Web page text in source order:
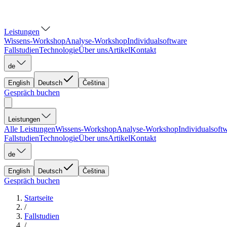
Leistungen
Wissens-WorkshopAnalyse-WorkshopIndividualsoftware
FallstudienTechnologieÜber unsArtikelKontakt
de
English Deutsch Čeština
Gespräch buchen
Leistungen
Alle LeistungenWissens-WorkshopAnalyse-Workshop
FallstudienTechnologieÜber unsArtikelKontakt
de
English Deutsch Čeština
Gespräch buchen
Startseite
/
Fallstudien
/